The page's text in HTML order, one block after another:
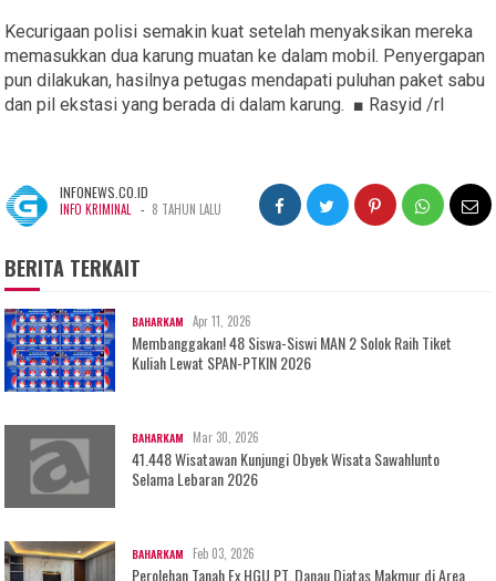
Kecurigaan polisi semakin kuat setelah menyaksikan mereka
memasukkan dua karung muatan ke dalam mobil. Penyergapan
pun dilakukan, hasilnya petugas mendapati puluhan paket sabu
dan pil ekstasi yang berada di dalam karung. ■ Rasyid /rl
INFONEWS.CO.ID
INFO KRIMINAL - 8 TAHUN LALU
BERITA TERKAIT
BAHARKAM Apr 11, 2026
Membanggakan! 48 Siswa-Siswi MAN 2 Solok Raih Tiket
Kuliah Lewat SPAN-PTKIN 2026
BAHARKAM Mar 30, 2026
41.448 Wisatawan Kunjungi Obyek Wisata Sawahlunto
Selama Lebaran 2026
BAHARKAM Feb 03, 2026
Perolehan Tanah Ex HGU PT. Danau Diatas Makmur di Area